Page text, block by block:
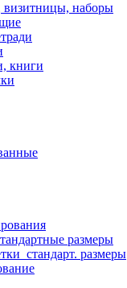
наборы
книги
размеры
размеры